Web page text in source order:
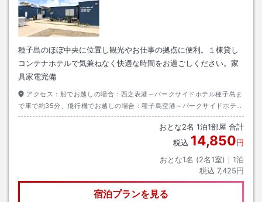
種子島のほぼ中央に位置し観光やお仕事の拠点に便利。１棟貸し
コンテナホテルで気兼ねなく快適な時間をお過ごしください。家
具家電完備
アクセス： 船でお越しの場合：西之表港～パークサイドホテル種子島ま
で車で約35分、飛行機でお越しの場合：種子島空港～パークサイドホテル
種子島まで車で約15分
おとな2名 1泊1部屋 合計
税込 14,850円
おとな1名 (2名1室)｜ 1泊
税込 7,425円
宿泊プランを見る